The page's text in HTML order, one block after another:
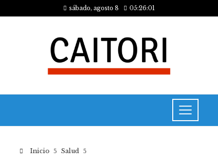
sábado, agosto 8 05:26:01
Inicio
Salud